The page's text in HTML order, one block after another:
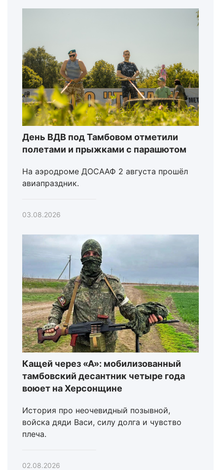
День ВДВ под Тамбовом отметили
полетами и прыжками с парашютом
На аэродроме ДОСААФ 2 августа прошёл
авиапраздник.
03.08.2026
Кащей через «А»: мобилизованный
тамбовский десантник четыре года
воюет на Херсонщине
История про неочевидный позывной,
войска дяди Васи, силу долга и чувство
плеча.
02.08.2026